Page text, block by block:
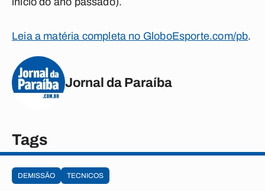
Leia a matéria completa no GloboEsporte.com/pb.
Jornal da Paraíba
Tags
DEMISSÃO TECNICOS